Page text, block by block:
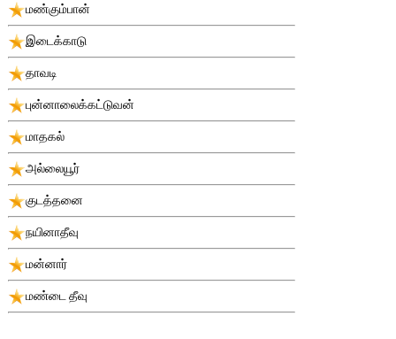
மண்கும்பான்
இடைக்காடு
தாவடி
புன்னாலைக்கட்டுவன்
மாதகல்
அல்லையூர்
குடத்தனை
நயினாதீவு
மன்னார்
மண்டை தீவு